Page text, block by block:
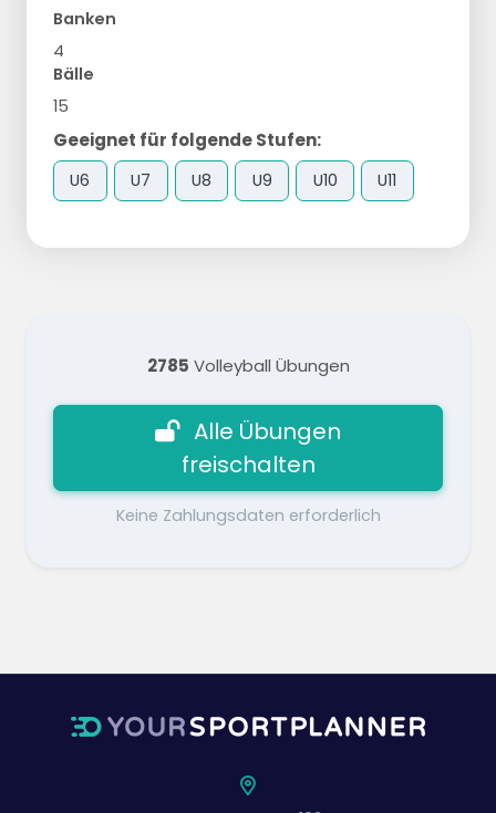
Banken
4
Bälle
15
Geeignet für folgende Stufen:
U6 U7 U8 U9 U10 U11
2785 Volleyball Übungen
Alle Übungen
freischalten
Keine Zahlungsdaten erforderlich